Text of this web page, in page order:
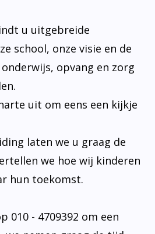
u uitgebreide
school, onze visie en de
opvang en zorg
uit om eens een kijkje
laten we u graag de
we hoe wij kinderen
hun toekomst.
010 - 4709392 om een